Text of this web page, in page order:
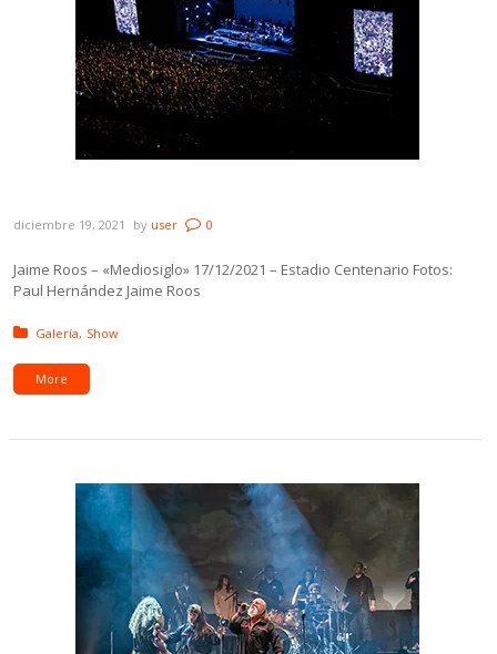
diciembre 19, 2021 by user 0
Jaime Roos – «Mediosiglo» 17/12/2021 – Estadio Centenario Fotos:
Paul Hernández Jaime Roos
Posted in:
Galería Show
More